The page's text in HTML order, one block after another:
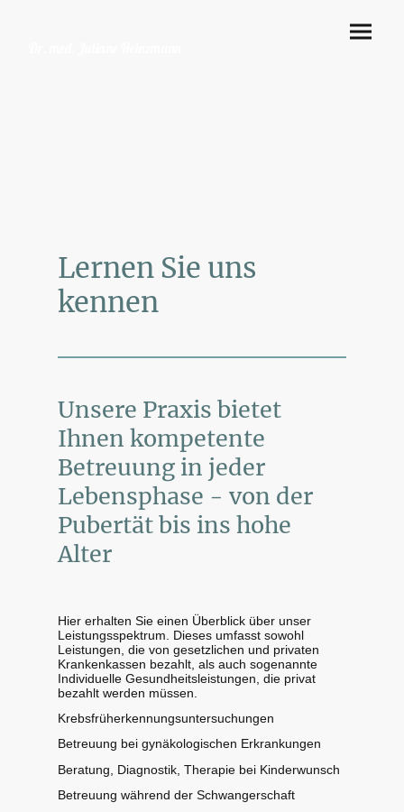
Lernen Sie uns
kennen
Unsere Praxis bietet
Ihnen kompetente
Betreuung in jeder
Lebensphase - von der
Pubertät bis ins hohe
Alter
Hier erhalten Sie einen Überblick über unser
Leistungsspektrum. Dieses umfasst sowohl
Leistungen, die von gesetzlichen und privaten
Krankenkassen bezahlt, als auch sogenannte
Individuelle Gesundheitsleistungen, die privat
bezahlt werden müssen.
Krebsfrüherkennungsuntersuchungen
Betreuung bei gynäkologischen Erkrankungen
Beratung, Diagnostik, Therapie bei Kinderwunsch
Betreuung während der Schwangerschaft